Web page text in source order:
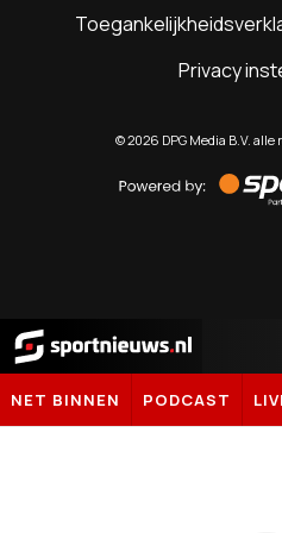
Privacy
©2026 DPG Media B.V.
by
Sportnieuws.nl
NET BINNEN PODCAST